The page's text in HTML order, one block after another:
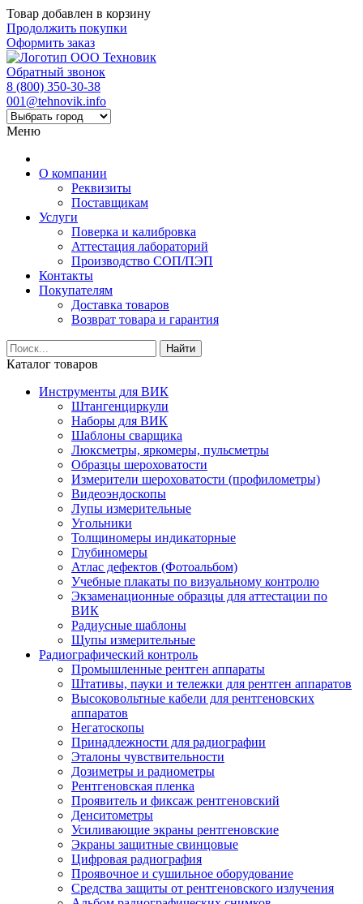
Товар добавлен в корзину
Продолжить покупки
Оформить заказ
Обратный звонок
8 (800) 350-30-38
001@tehnovik.info
Меню
О компании
Реквизиты
Поставщикам
Услуги
Поверка и калибровка
Аттестация лабораторий
Производство СОП/ПЭП
Контакты
Покупателям
Доставка товаров
Возврат товара и гарантия
Найти
Каталог товаров
Инструменты для ВИК
Штангенциркули
Наборы для ВИК
Шаблоны сварщика
Люксметры, яркомеры, пульсметры
Образцы шероховатости
Измерители шероховатости (профилометры)
Видеоэндоскопы
Лупы измерительные
Угольники
Толщиномеры индикаторные
Глубиномеры
Атлас дефектов (Фотоальбом)
Учебные плакаты по визуальному контролю
Экзаменационные образцы для аттестации по
ВИК
Радиусные шаблоны
Щупы измерительные
Радиографический контроль
Промышленные рентген аппараты
Штативы, пауки и тележки для рентген аппаратов
Высоковольтные кабели для рентгеновских
аппаратов
Негатоскопы
Принадлежности для радиографии
Эталоны чувствительности
Дозиметры и радиометры
Рентгеновская пленка
Проявитель и фиксаж рентгеновский
Денситометры
Усиливающие экраны рентгеновские
Экраны защитные свинцовые
Цифровая радиография
Проявочное и сушильное оборудование
Средства защиты от рентгеновского излучения